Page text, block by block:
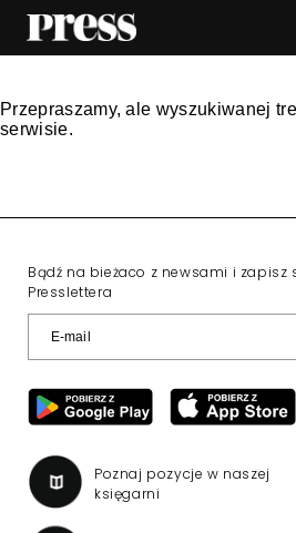
Przepraszamy, ale wyszukiwanej
serwisie.
Bądź na bieżaco z newsami i zapisz
Presslettera
Poznaj pozycje w naszej
księgarni